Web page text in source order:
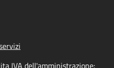
IVA dell'amministrazione: